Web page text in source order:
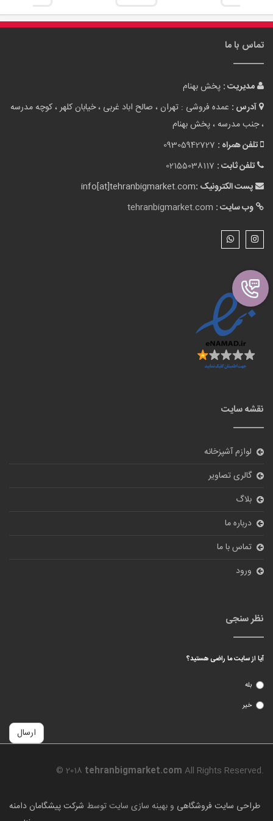
تماس با ما
مدیریت : پخش بهنام
آدرس : عمده فروشی : تهران ، صالح اباد غربی ، خیابان کلهر ، کوچه مدرسه
، جنب مدرسه ، پخش بهنام
تلفن همراه : 09305942727
تلفن ثابت : 02155038117
پست الکترونیک :info[at]tehranbigmarket.com
وب سایت : tehranbigmarket.com
نقشه سایت
لوازم آشپزخانه
گالری تصاویر
بلاگ
درباره ما
تماس با ما
ورود
نظر سنجی
آیا از سایت ما راضی هستید؟
بله
خیر
ارسال
© 2018 tehranbigmarket.com All Rights Reserved.
طراحی سایت فروشگاهی و بهینه سازی سایت توسط شرکت پیشگامان دامنه